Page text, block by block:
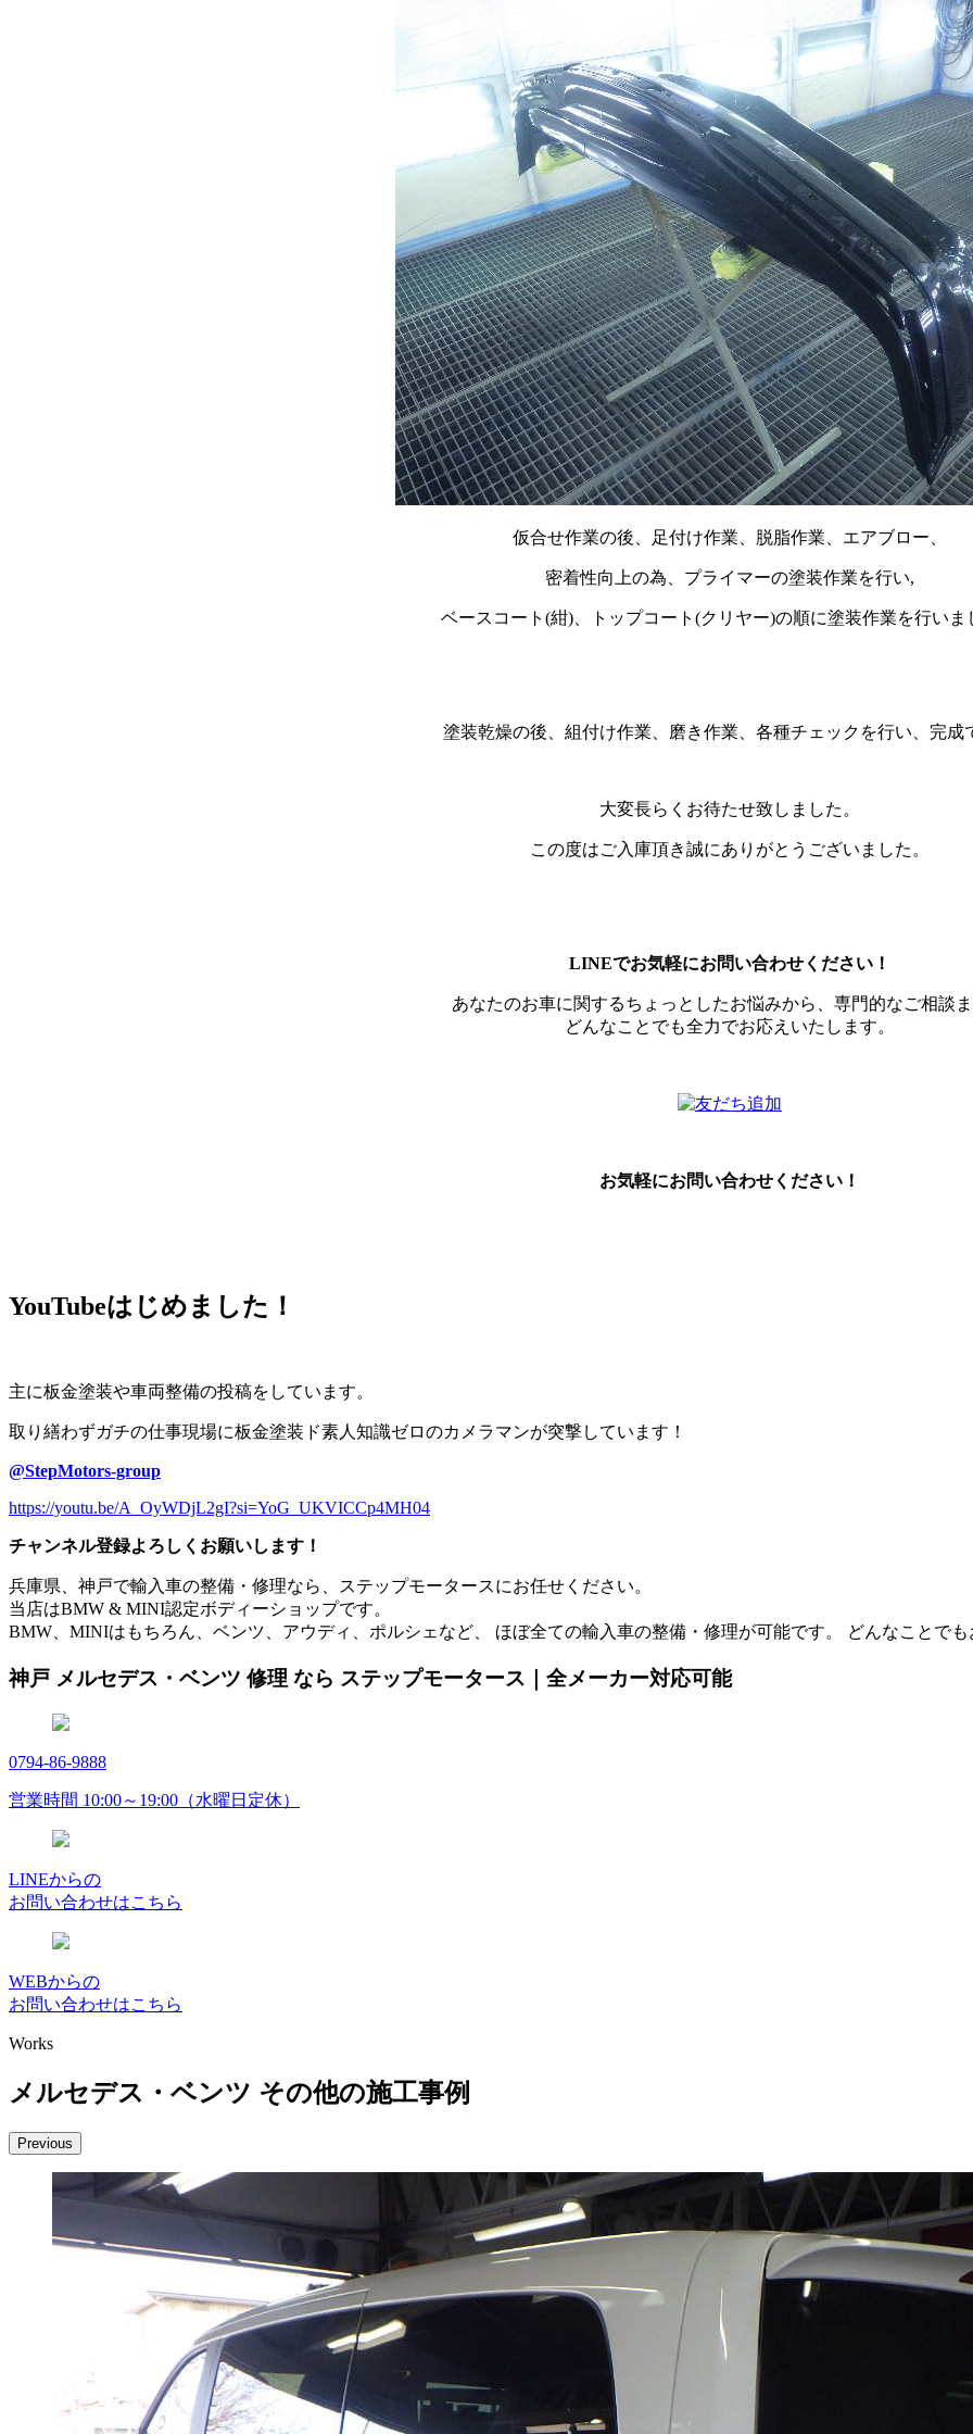
仮合せ作業の後、足付け作業、脱脂作業、エアブロー、
密着性向上の為、プライマーの塗装作業を行い,
ベースコート(紺)、トップコート(クリヤー)の順に塗装作業を行いま
塗装乾燥の後、組付け作業、磨き作業、各種チェックを行い、完成
大変長らくお待たせ致しました。
この度はご入庫頂き誠にありがとうございました。
LINEでお気軽にお問い合わせください！
あなたのお車に関するちょっとしたお悩みから、専門的なご相談
どんなことでも全力でお応えいたします。
お気軽にお問い合わせください！
YouTubeはじめました！
主に板金塗装や車両整備の投稿をしています。
取り繕わずガチの仕事現場に板金塗装ド素人知識ゼロのカメラマンが突撃しています！
@StepMotors-group
https://youtu.be/A_OyWDjL2gI?si=YoG_UKVICCp4MH04
チャンネル登録よろしくお願いします！
兵庫県、神戸で輸入車の整備・修理なら、ステップモータースにお任せください。
当店はBMW & MINI認定ボディーショップです。
BMW、MINIはもちろん、ベンツ、アウディ、ポルシェなど、 ほぼ全ての輸入車の整備・修理が可能です。 どんなことで
神戸 メルセデス・ベンツ 修理 なら ステップモータース｜全メーカー対応可能
0794-86-9888
営業時間 10:00～19:00（水曜日定休）
LINEからの
お問い合わせはこちら
WEBからの
お問い合わせはこちら
Works
メルセデス・ベンツ その他の施工事例
Previous